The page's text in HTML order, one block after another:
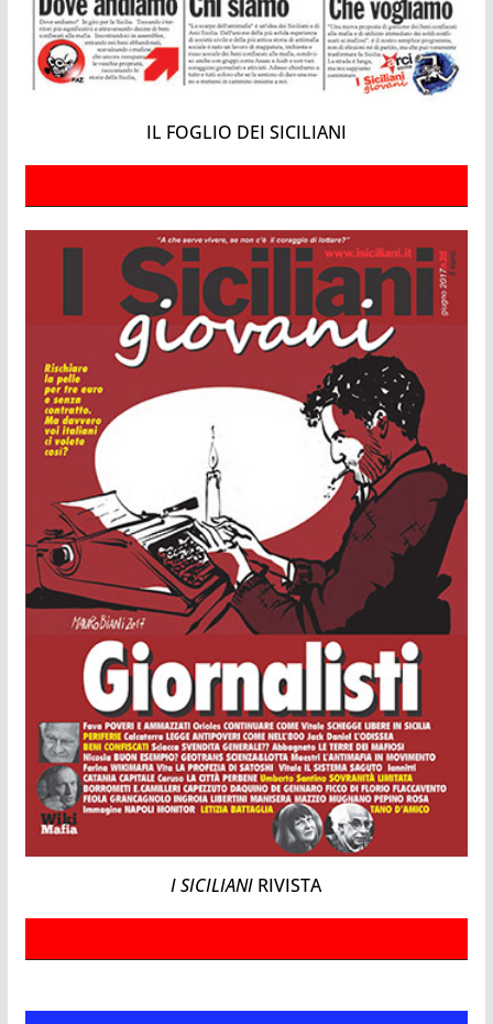
IL FOGLIO DEI SICILIANI
I SICILIANI RIVISTA